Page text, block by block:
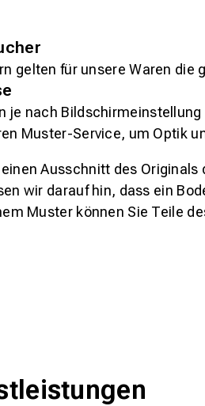
gelten für unsere Waren
je nach
Muster-Service, um Optik
Ausschnitt des Originals
wir darauf hin, dass ein
Muster können Sie Teile